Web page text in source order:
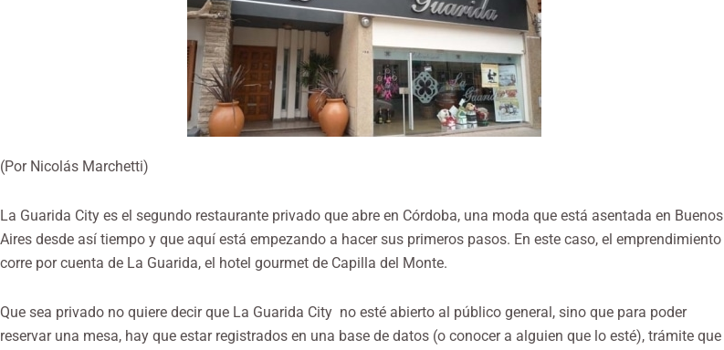
(Por Nicolás Marchetti)
La Guarida City es el segundo restaurante privado que abre en Córdoba, una moda que está asentada en Buenos
Aires desde así tiempo y que aquí está empezando a hacer sus primeros pasos. En este caso, el emprendimiento
corre por cuenta de La Guarida, el hotel gourmet de Capilla del Monte.
Que sea privado no quiere decir que La Guarida City no esté abierto al público general, sino que para poder
reservar una mesa, hay que estar registrados en una base de datos (o conocer a alguien que lo esté), trámite que